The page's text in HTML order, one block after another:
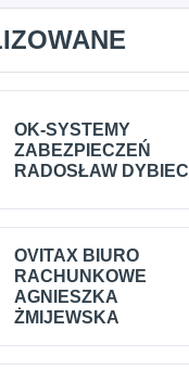
OK-SYSTEMY
ZABEZPIECZEŃ
RADOSŁAW DYBIEC
OVITAX BIURO
RACHUNKOWE
AGNIESZKA
ŻMIJEWSKA